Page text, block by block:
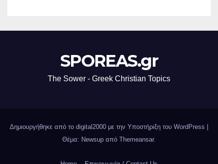
SPOREAS.gr
The Sower - Greek Christian Topics
Δημιουργήθηκε από το digital2000 με την Υποστήριξη του WordPress
Θέμα: Newsup από Themeansar.